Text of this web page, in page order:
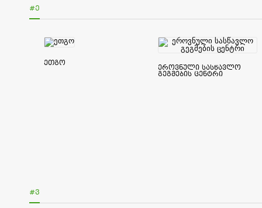
#Ე
ეთგო ეროვნული სასწავლო
გეგმების ცენტრი
#Ვ